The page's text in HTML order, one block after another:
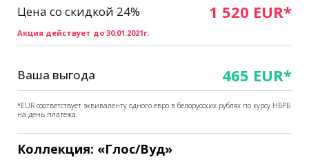
Цена со скидкой 24% 1 520 EUR*
Акция действует до 30.01.2021г.
Ваша выгода 465 EUR*
*EUR соответствует эквиваленту одного евро в белорусских рублях по курсу НБРБ
на день платежа.
Коллекция: «Глос/Вуд»